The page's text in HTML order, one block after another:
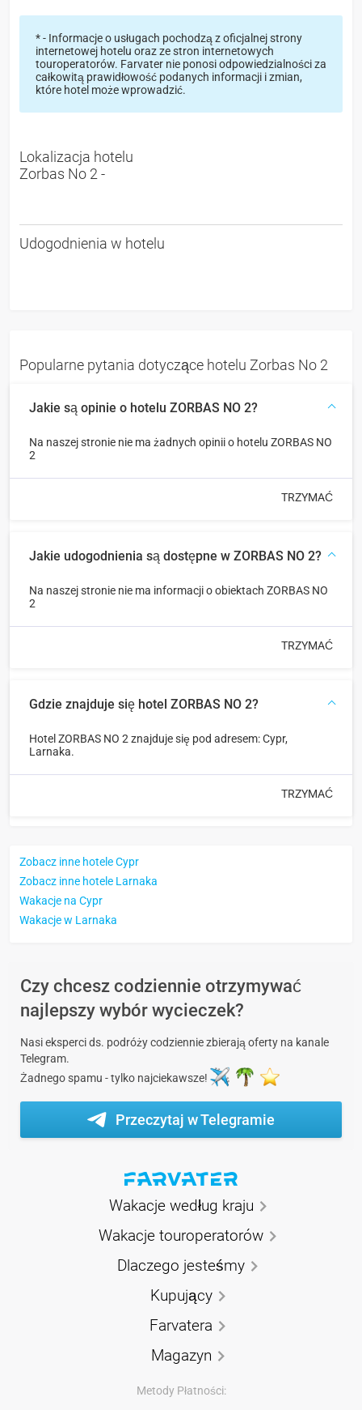
* - Informacje o usługach pochodzą z oficjalnej strony
internetowej hotelu oraz ze stron internetowych
touroperatorów. Farvater nie ponosi odpowiedzialności za
całkowitą prawidłowość podanych informacji i zmian,
które hotel może wprowadzić.
Lokalizacja hotelu
Zorbas No 2 -
Udogodnienia w hotelu
Popularne pytania dotyczące hotelu Zorbas No 2
Jakie są opinie o hotelu ZORBAS NO 2?
Na naszej stronie nie ma żadnych opinii o hotelu ZORBAS NO
2
TRZYMAĆ
Jakie udogodnienia są dostępne w ZORBAS NO 2?
Na naszej stronie nie ma informacji o obiektach ZORBAS NO
2
TRZYMAĆ
Gdzie znajduje się hotel ZORBAS NO 2?
Hotel ZORBAS NO 2 znajduje się pod adresem: Cypr,
Larnaka.
TRZYMAĆ
Zobacz inne hotele Cypr
Zobacz inne hotele Larnaka
Wakacje na Cypr
Wakacje w Larnaka
Czy chcesz codziennie otrzymywać
najlepszy wybór wycieczek?
Nasi eksperci ds. podróży codziennie zbierają oferty na kanale
Telegram.
Żadnego spamu - tylko najciekawsze!
Przeczytaj w Telegramie
Wakacje według kraju
Wakacje touroperatorów
Dlaczego jesteśmy
Kupujący
Farvatera
Magazyn
Metody Płatności: